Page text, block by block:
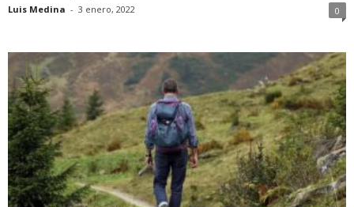
Luis Medina - 3 enero, 2022 0